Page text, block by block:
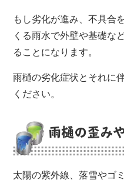
もし劣化が進み、不具合
くる雨水で外壁や基礎な
ることになります。
雨樋の劣化症状とそれに
ください。
雨樋の歪み
太陽の紫外線、落雪やゴ